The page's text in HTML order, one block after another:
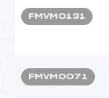
FMVM0131
FMVM0071